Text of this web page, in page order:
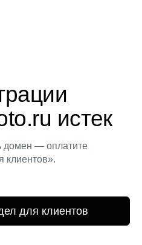
истек
домен — оплатите
клиентов».
для клиентов